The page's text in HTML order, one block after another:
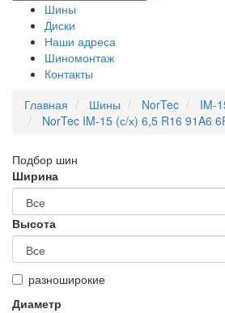
Шины
Диски
Наши адреса
Шиномонтаж
Контакты
Главная
Шины NorTec
IM-
NorTec IM-15 (с/х) 6,5 R16 91A6
Подбор шин
Ширина
Высота
разноширокие
Диаметр